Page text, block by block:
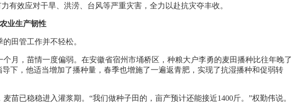
有效应对干旱、洪涝、台风等严重灾害，全力以赴抗灾夺丰收。
业生产韧性
田管工作并不轻松。
月，苗情一度偏弱。在安徽省宿州市埇桥区，种粮大户李勇的麦田播种比往年晚了
下，他适当增加了播种量，春季也增施了一遍返青肥，实现了抗湿播种和促弱转
已稳稳进入灌浆期。“我们做种子田的，亩产预计还能接近1400斤。”权勤伟说。